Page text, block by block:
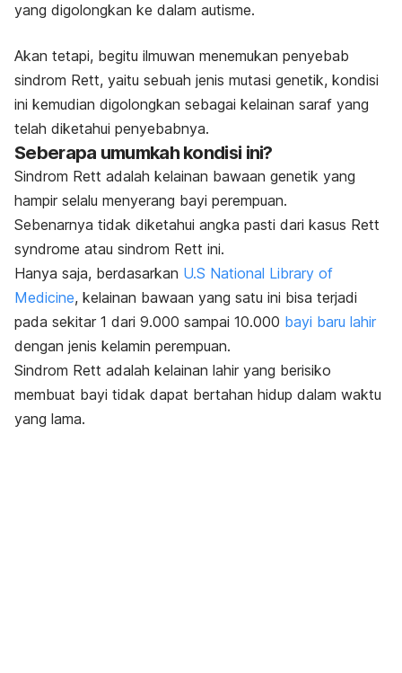
yang digolongkan ke dalam autisme.
Akan tetapi, begitu ilmuwan menemukan penyebab
sindrom Rett, yaitu sebuah jenis mutasi genetik, kondisi
ini kemudian digolongkan sebagai kelainan saraf yang
telah diketahui penyebabnya.
Seberapa umumkah kondisi ini?
Sindrom Rett adalah kelainan bawaan genetik yang
hampir selalu menyerang bayi perempuan.
Sebenarnya tidak diketahui angka pasti dari kasus Rett
syndrome atau sindrom Rett ini.
Hanya saja, berdasarkan U.S National Library of
Medicine, kelainan bawaan yang satu ini bisa terjadi
pada sekitar 1 dari 9.000 sampai 10.000 bayi baru lahir
dengan jenis kelamin perempuan.
Sindrom Rett adalah kelainan lahir yang berisiko
membuat bayi tidak dapat bertahan hidup dalam waktu
yang lama.